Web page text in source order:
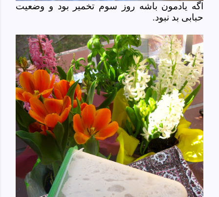
اگه یادمون باشه روز سوم تخمیر بود و وضعیت
حبابی بد نبود.